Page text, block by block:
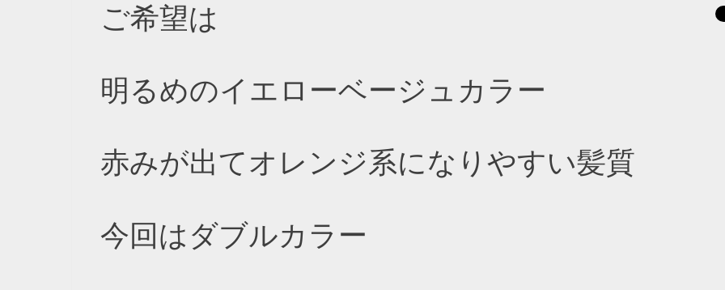
ご希望は
明るめのイエローベージュカラー
赤みが出てオレンジ系になりやすい髪質
今回はダブルカラー